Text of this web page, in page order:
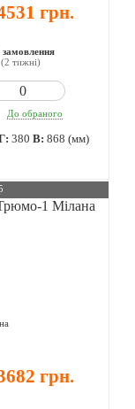
грн.
(2 тижні)
До обраного
380 В:868 (мм)
грн.